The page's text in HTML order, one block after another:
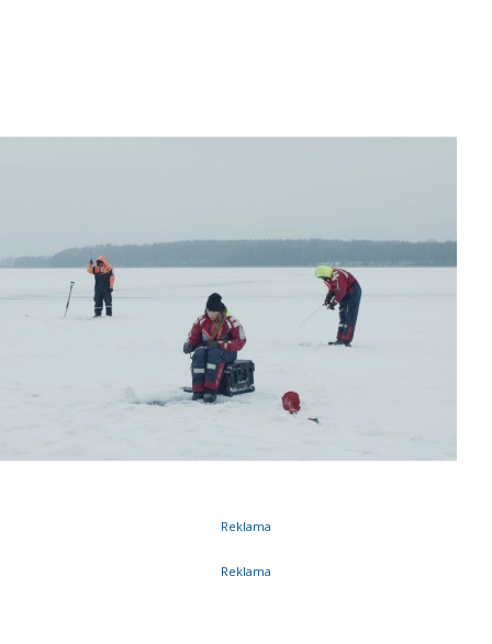
Reklama
Reklama